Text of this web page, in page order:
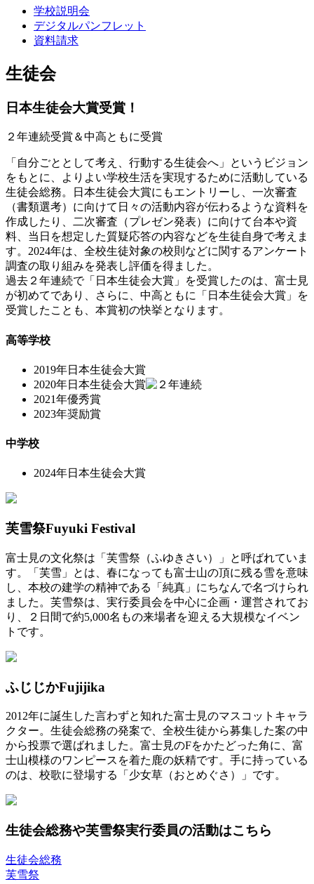
学校説明会
デジタルパンフレット
資料請求
生徒会
日本生徒会大賞受賞！
２年連続受賞＆中高ともに受賞
「自分ごととして考え、行動する生徒会へ」というビジョン
をもとに、よりよい学校生活を実現するために活動している
生徒会総務。日本生徒会大賞にもエントリーし、一次審査
（書類選考）に向けて日々の活動内容が伝わるような資料を
作成したり、二次審査（プレゼン発表）に向けて台本や資
料、当日を想定した質疑応答の内容などを生徒自身で考えま
す。2024年は、全校生徒対象の校則などに関するアンケート
調査の取り組みを発表し評価を得ました。
過去２年連続で「日本生徒会大賞」を受賞したのは、富士見
が初めてであり、さらに、中高ともに「日本生徒会大賞」を
受賞したことも、本賞初の快挙となります。
高等学校
2019年日本生徒会大賞
2020年日本生徒会大賞
2021年優秀賞
2023年奨励賞
中学校
2024年日本生徒会大賞
芙雪祭Fuyuki Festival
富士見の文化祭は「芙雪祭（ふゆきさい）」と呼ばれていま
す。「芙雪」とは、春になっても富士山の頂に残る雪を意味
し、本校の建学の精神である「純真」にちなんで名づけられ
ました。芙雪祭は、実行委員会を中心に企画・運営されてお
り、２日間で約5,000名もの来場者を迎える大規模なイベン
トです。
ふじじかFujijika
2012年に誕生した言わずと知れた富士見のマスコットキャラ
クター。生徒会総務の発案で、全校生徒から募集した案の中
から投票で選ばれました。富士見のFをかたどった角に、富
士山模様のワンピースを着た鹿の妖精です。手に持っている
のは、校歌に登場する「少女草（おとめぐさ）」です。
生徒会総務や芙雪祭実行委員の活動はこちら
生徒会総務
芙雪祭